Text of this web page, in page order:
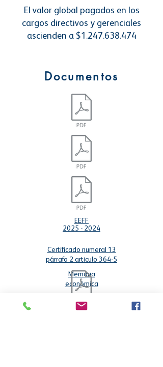
El valor global pagados en los
cargos directivos y gerenciales
ascienden a $1.247.638.474
Documentos
EEFF
2025 - 2024
Certificado numeral 13
párrafo 2 articulo 364-5
Memoria
económica